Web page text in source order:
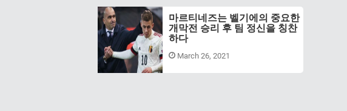
마르티네즈는 벨기에의 중요한
개막전 승리 후 팀 정신을 칭찬
하다
March 26, 2021